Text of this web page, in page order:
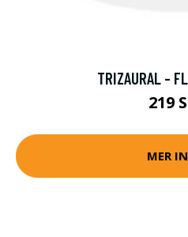
TRIZAURAL -
219
MER